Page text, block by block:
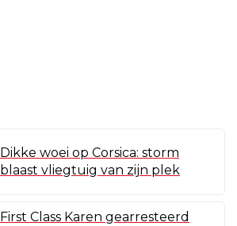
Dikke woei op Corsica: storm
blaast vliegtuig van zijn plek
First Class Karen gearresteerd